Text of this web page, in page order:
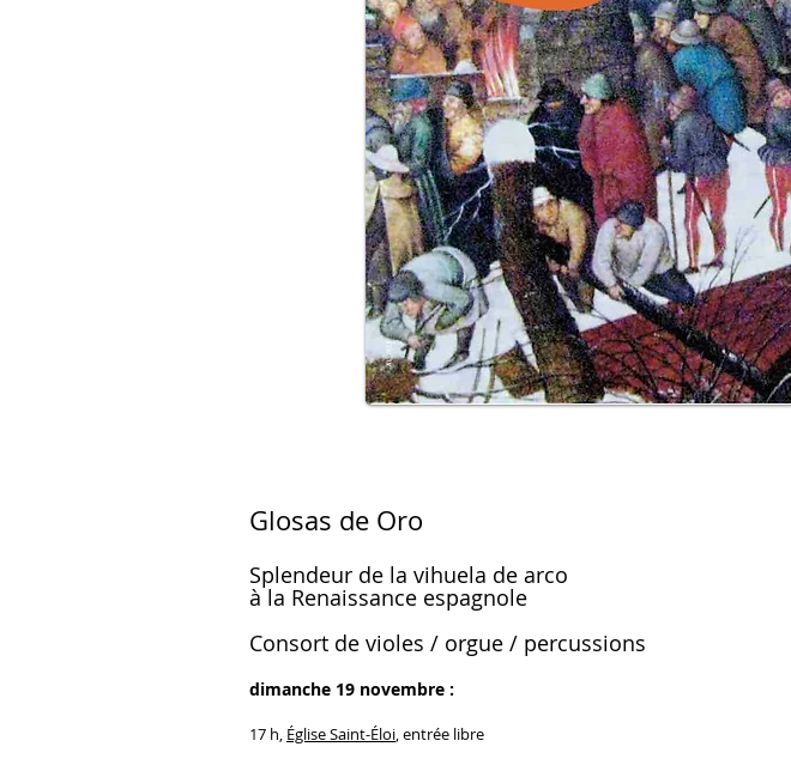
Glosas de Oro
Splendeur de la vihuela de arco
à la Renaissance espagnole
Consort de violes / orgue / percussions
dimanche 19 novembre :
17 h, Église Saint-Éloi, entrée libre